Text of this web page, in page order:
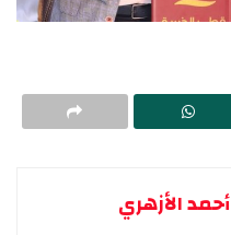
أحمد الأزهري